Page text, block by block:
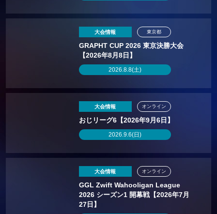
大会情報
GRAPHT CUP 2026 東京決勝大会
【2026年8月8日】
2026.8.8(土)
東京都
大会情報
おじリーグ6【2026年9月6日】
2026.9.6(日)
オンライン
大会情報
GGL Zwift Wahooligan League
2026 シーズン1 開幕戦【2026年7月
27日】
オンライン